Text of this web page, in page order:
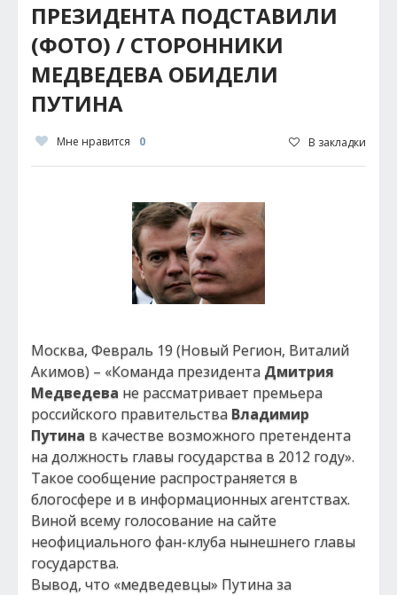
ПРЕЗИДЕНТА ПОДСТАВИЛИ
(ФОТО) / СТОРОННИКИ
МЕДВЕДЕВА ОБИДЕЛИ
ПУТИНА
Мне нравится 0 В закладки
Москва, Февраль 19 (Новый Регион, Виталий
Акимов) – «Команда президента Дмитрия
Медведева не рассматривает премьера
российского правительства Владимир
Путина в качестве возможного претендента
на должность главы государства в 2012 году».
Такое сообщение распространяется в
блогосфере и в информационных агентствах.
Виной всему голосование на сайте
неофициального фан-клуба нынешнего главы
государства.
Вывод, что «медведевцы» Путина за